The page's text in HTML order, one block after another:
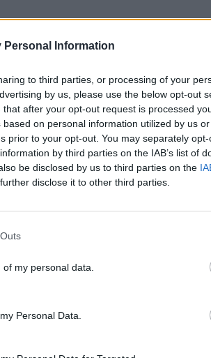
Personal Information
to third parties, or processing of your
by us, please use the below opt-out
after your opt-out request is processed
on personal information utilized by us
prior to your opt-out. You may separately
by third parties on the IAB’s list of
be disclosed by us to third parties on the
disclose it to other third parties.
my personal data.
Personal Data.
sinistri,
vi
e ha bisogno di stare al
casino qua", spiega
Meloni
sugli
dicendo di ignorare